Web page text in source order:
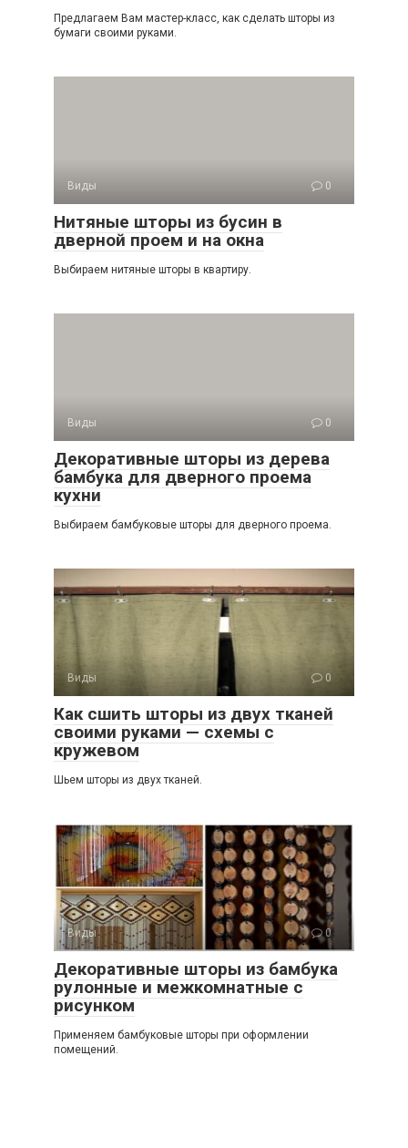
Предлагаем Вам мастер-класс, как сделать шторы из
бумаги своими руками.
Виды 0
Нитяные шторы из бусин в
дверной проем и на окна
Выбираем нитяные шторы в квартиру.
Виды 0
Декоративные шторы из дерева
бамбука для дверного проема
кухни
Выбираем бамбуковые шторы для дверного проема.
Виды 0
Как сшить шторы из двух тканей
своими руками — схемы с
кружевом
Шьем шторы из двух тканей.
Виды 0
Декоративные шторы из бамбука
рулонные и межкомнатные с
рисунком
Применяем бамбуковые шторы при оформлении
помещений.